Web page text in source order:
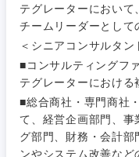
テグレーターにおい
チームリーダーとして
＜シニアコンサルタン
■コンサルティングフ
テグレーターにおける
■総合商社・専門商社
て、経営企画部門、
グ部門、財務・会計部
ンやシステム改善な
建設・施
工管理
事務職
その他
人材・アウト
サービス
その他
群馬県
千葉県
神奈川県